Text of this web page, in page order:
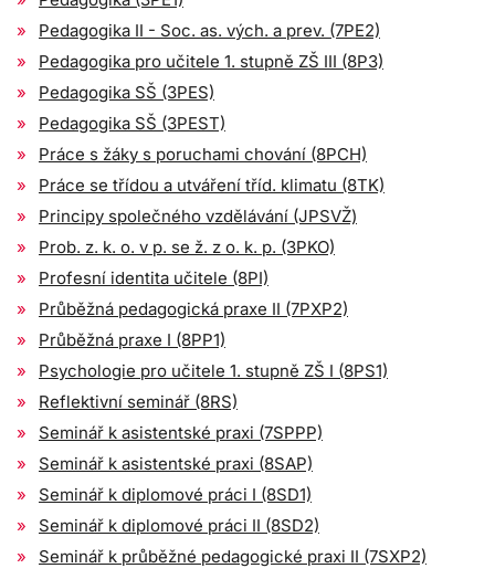
Pedagogika II - Soc. as. vých. a prev. (7PE2)
Pedagogika pro učitele 1. stupně ZŠ III (8P3)
Pedagogika SŠ (3PES)
Pedagogika SŠ (3PEST)
Práce s žáky s poruchami chování (8PCH)
Práce se třídou a utváření tříd. klimatu (8TK)
Principy společného vzdělávání (JPSVŽ)
Prob. z. k. o. v p. se ž. z o. k. p. (3PKO)
Profesní identita učitele (8PI)
Průběžná pedagogická praxe II (7PXP2)
Průběžná praxe I (8PP1)
Psychologie pro učitele 1. stupně ZŠ I (8PS1)
Reflektivní seminář (8RS)
Seminář k asistentské praxi (7SPPP)
Seminář k asistentské praxi (8SAP)
Seminář k diplomové práci I (8SD1)
Seminář k diplomové práci II (8SD2)
Seminář k průběžné pedagogické praxi II (7SXP2)